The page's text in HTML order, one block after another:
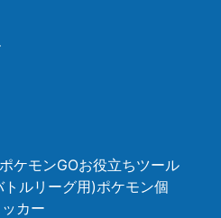
ケモンGOお役立ちツール
ルリーグ用)ポケモン個
カー